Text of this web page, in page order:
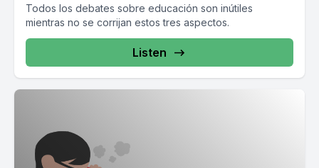
Todos los debates sobre educación son inútiles
mientras no se corrijan estos tres aspectos.
Listen